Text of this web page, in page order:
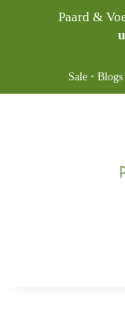
Paard &
Sale ·Blogs